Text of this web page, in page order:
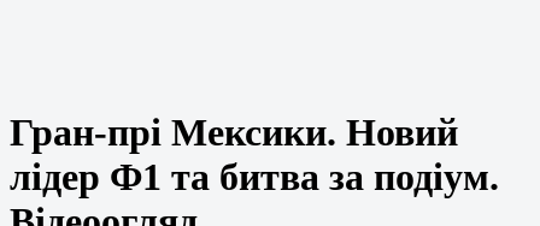
Гран-прі Мексики. Новий
лідер Ф1 та битва за подіум.